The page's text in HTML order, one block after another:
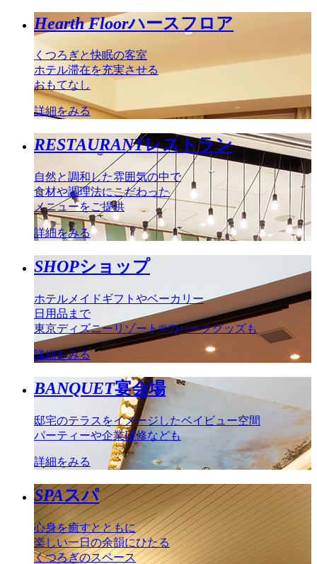
Hearth Floorハースフロア
くつろぎと快眠の客室
ホテル滞在を充実させる
おもてなし
詳細をみる
RESTAURANTレストラン
自然と調和した雰囲気の中で
食材や調理法にこだわった
メニューをご提供
詳細をみる
SHOPショップ
ホテルメイドギフトやベーカリー
日用品まで
東京ディズニーリゾート®のパークグッズも
詳細をみる
BANQUET宴会場
邸宅のテラスをイメージしたベイビュー空間
パーティーや企業研修なども
詳細をみる
SPAスパ
心身を癒すとともに
楽しい一日の余韻にひたる
くつろぎのスペース